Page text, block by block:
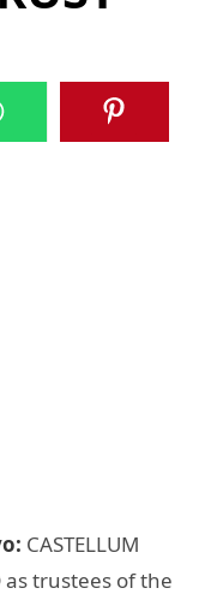
CASTELLUM
as trustees of the